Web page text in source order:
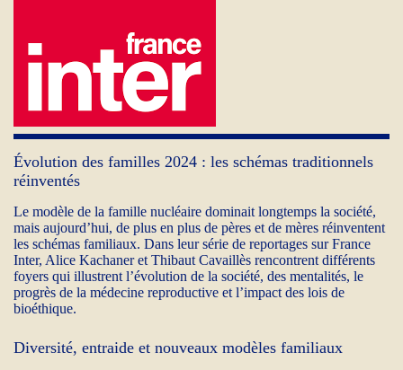
Évolution des familles 2024 : les schémas traditionnels
réinventés
Le modèle de la famille nucléaire dominait longtemps la société,
mais aujourd’hui, de plus en plus de pères et de mères réinventent
les schémas familiaux. Dans leur série de reportages sur France
Inter, Alice Kachaner et Thibaut Cavaillès rencontrent différents
foyers qui illustrent l’évolution de la société, des mentalités, le
progrès de la médecine reproductive et l’impact des lois de
bioéthique.
Diversité, entraide et nouveaux modèles familiaux